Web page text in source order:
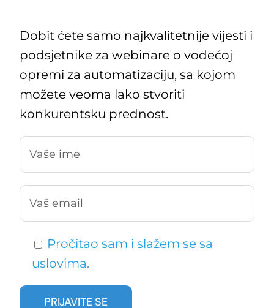
Dobit ćete samo najkvalitetnije vijesti i
podsjetnike za webinare o vodećoj
opremi za automatizaciju, sa kojom
možete veoma lako stvoriti
konkurentsku prednost.
Pročitao sam i slažem se sa
uslovima.